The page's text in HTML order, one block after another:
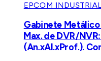
EPCOM
Gabinete Metálico
Max. de DVR/
(An.xAl.xProf.).